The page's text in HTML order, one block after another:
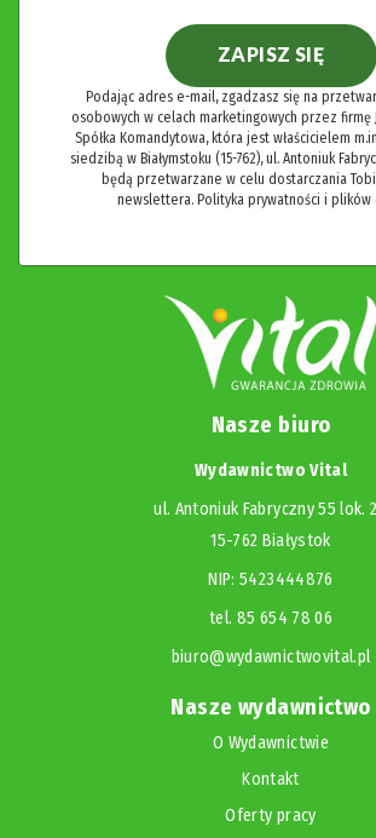
ZAPISZ SIĘ
Podając adres e-mail, zgadzasz się na
osobowych w celach marketingowych przez firmę
Spółka Komandytowa, która jest właścicielem
siedzibą w Białymstoku (15-762), ul. Antoniuk
będą przetwarzane w celu dostarczania
newslettera. Polityka prywatności i plików
Nasze biuro
Wydawnictwo Vital
ul. Antoniuk Fabryczny 55 lok.
15-762 Białystok
NIP: 5423444876
tel. 85 654 78 06
biuro@wydawnictwovital.pl
Nasze wydawnictwo
O Wydawnictwie
Kontakt
Oferty pracy